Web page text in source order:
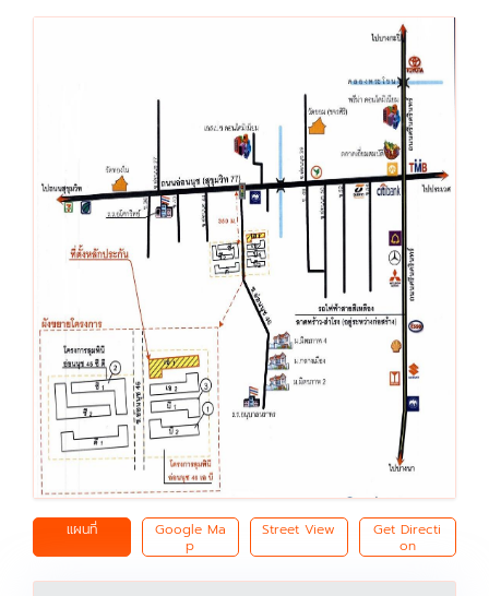
แผนที่
Google Ma
p
Street View
Get Directi
on